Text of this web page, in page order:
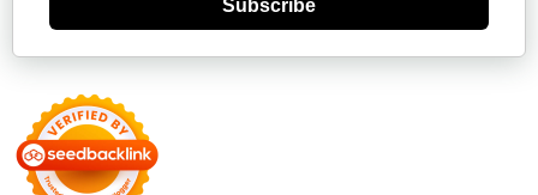
Subscribe